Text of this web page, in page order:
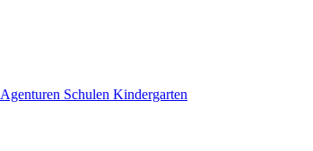
Agenturen Schulen Kindergarten